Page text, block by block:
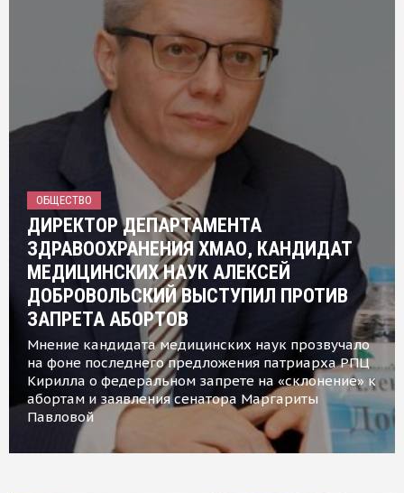
ОБЩЕСТВО
ДИРЕКТОР ДЕПАРТАМЕНТА
ЗДРАВООХРАНЕНИЯ ХМАО, КАНДИДАТ
МЕДИЦИНСКИХ НАУК АЛЕКСЕЙ
ДОБРОВОЛЬСКИЙ ВЫСТУПИЛ ПРОТИВ
ЗАПРЕТА АБОРТОВ
Мнение кандидата медицинских наук прозвучало
на фоне последнего предложения патриарха РПЦ
Кирилла о федеральном запрете на «склонение» к
абортам и заявления сенатора Маргариты
Павловой